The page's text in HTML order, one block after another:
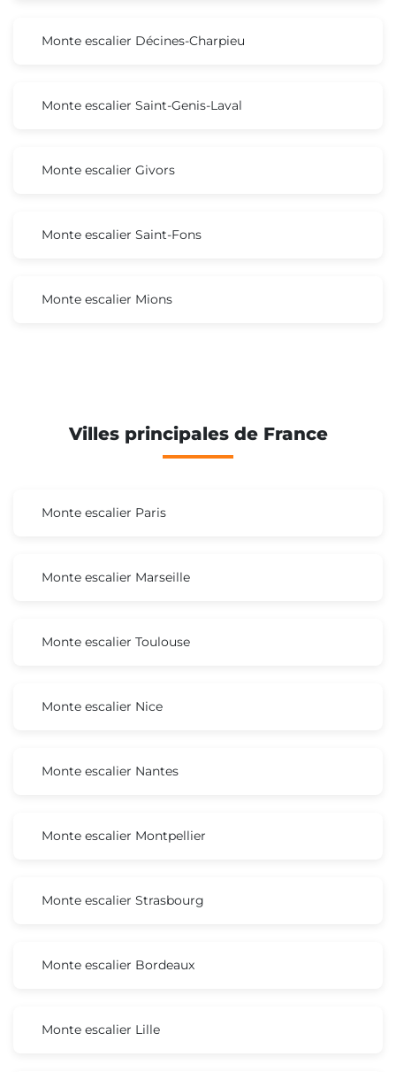
Monte escalier Décines-Charpieu
Monte escalier Saint-Genis-Laval
Monte escalier Givors
Monte escalier Saint-Fons
Monte escalier Mions
Villes principales de France
Monte escalier Paris
Monte escalier Marseille
Monte escalier Toulouse
Monte escalier Nice
Monte escalier Nantes
Monte escalier Montpellier
Monte escalier Strasbourg
Monte escalier Bordeaux
Monte escalier Lille